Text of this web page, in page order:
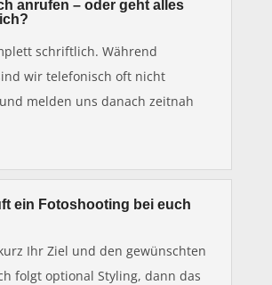
anrufen – oder geht alles
schriftlich. Während
wir telefonisch oft nicht
melden uns danach zeitnah
ein Fotoshooting bei euch
Ihr Ziel und den gewünschten
folgt optional Styling, dann das